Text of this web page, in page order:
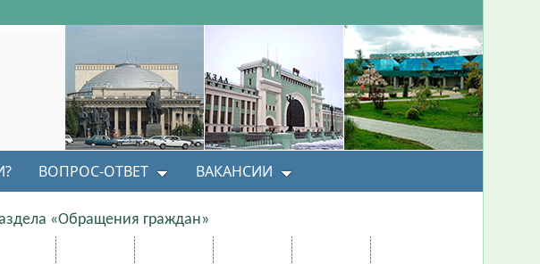
ВОПРОС-ОТВЕТ ВАКАНСИИ
«Обращения граждан»